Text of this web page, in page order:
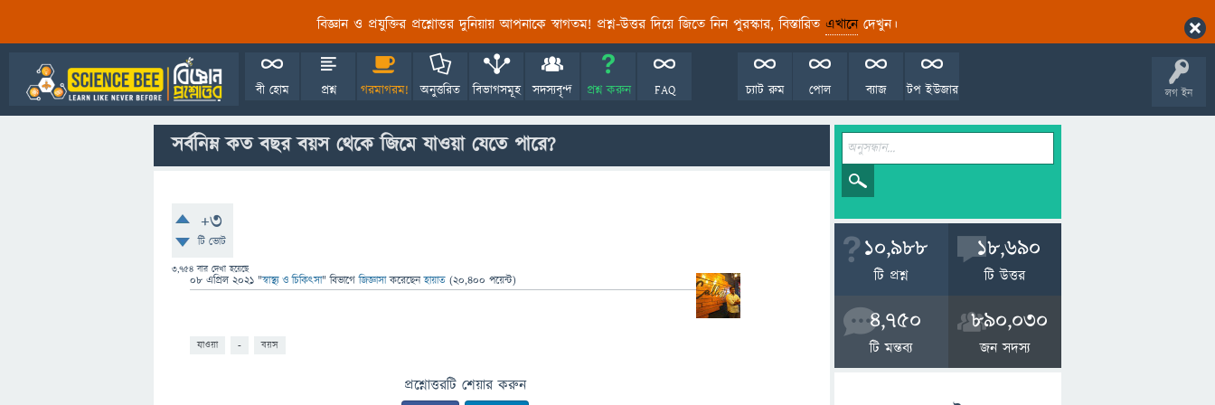
বিজ্ঞান ও প্রযুক্তির প্রশ্নোত্তর দুনিয়ায় আপনাকে স্বাগতম! প্রশ্ন-উত্তর দিয়ে জিতে নিন পুরস্কার, বিস্তারিত এখানেদেখুন।
লগ ইন
বী হোম প্রশ্ন গরমাগরম! অনুত্তরিত বিভাগসমূহ সদস্যবৃন্দ প্রশ্ন করুন FAQ টপ ইউজার
ব্যাজ
পোল
চ্যাট রুম
সর্বনিম্ন কত বছর বয়স থেকে জিমে যাওয়া যেতে পারে?
+3
টি ভোট
3,754 বার দেখা হয়েছে
08 এপ্রিল 2021 "স্বাস্থ্য ও চিকিৎসা" বিভাগে জিজ্ঞাসাকরেছেনহায়াত (20,400 পয়েন্ট)
যাওয়া - বয়স
প্রশ্নোত্তরটি শেয়ার করুন
10,988
টি প্রশ্ন
18,690
টি উত্তর
4,750
টি মন্তব্য
890,030
জন সদস্য